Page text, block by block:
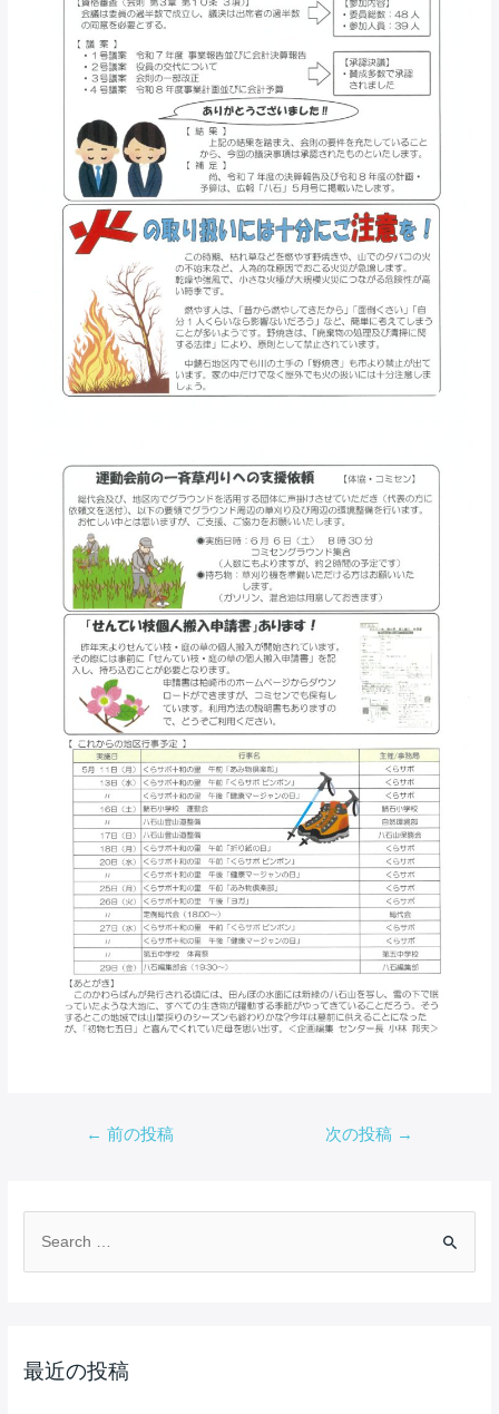
ー
← 前の投稿 次の投稿 →
最近の投稿